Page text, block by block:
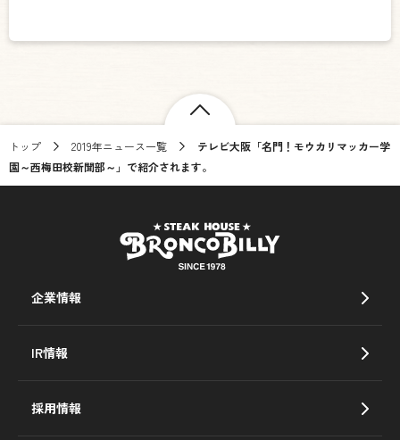
トップ 2019年ニュース一覧
テレビ大阪「名門！モウカリマッカー学
園～西梅田校新聞部～」で紹介されます。
企業情報
IR情報
採用情報